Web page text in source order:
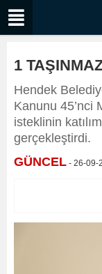
1
Hendek
Kanunu 45’nci
isteklinin
gerçekleştirdi.
GÜNCEL - 26-09-